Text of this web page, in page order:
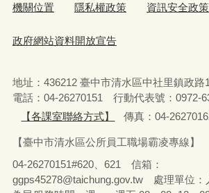
機關位置 隱私權政策 資訊安全政策
政府網站資料開放宣告
地址：436212 臺中市清水區中社里鎮
電話：04-26270151 行動代表號：0972-
【各課室聯絡方式】
傳真：04-
【臺中市清水區公所員工職場霸凌專線】
04-26270151#620、621 信箱：
ggps45278@taichung.gov.tw 處理單位：